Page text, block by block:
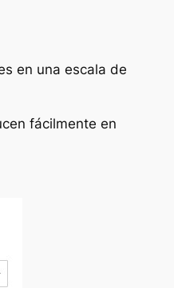
en una escala de
fácilmente en